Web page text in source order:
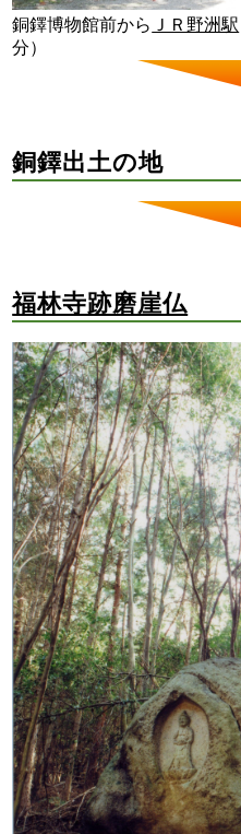
銅鐸博物館前から ＪＲ野洲駅
分）
銅鐸出土の地
福林寺跡磨崖仏